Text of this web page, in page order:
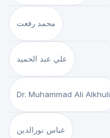
محمد رفعت
علي عبد الحميد
Dr. Muhammad Ali Alkhuli
عباس نورالدين